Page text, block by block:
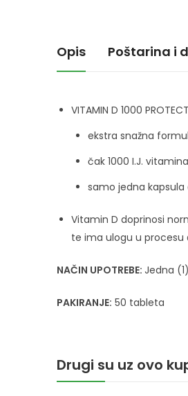
Opis Poštarina i
VITAMIN D 1000 PROTECT
ekstra snažna
čak 1000 I.J.
samo jedna kapsula
Vitamin D doprinosi
te ima ulogu u procesu
NAČIN UPOTREBE: Jedna
PAKIRANJE: 50 tableta
Drugi su uz ovo